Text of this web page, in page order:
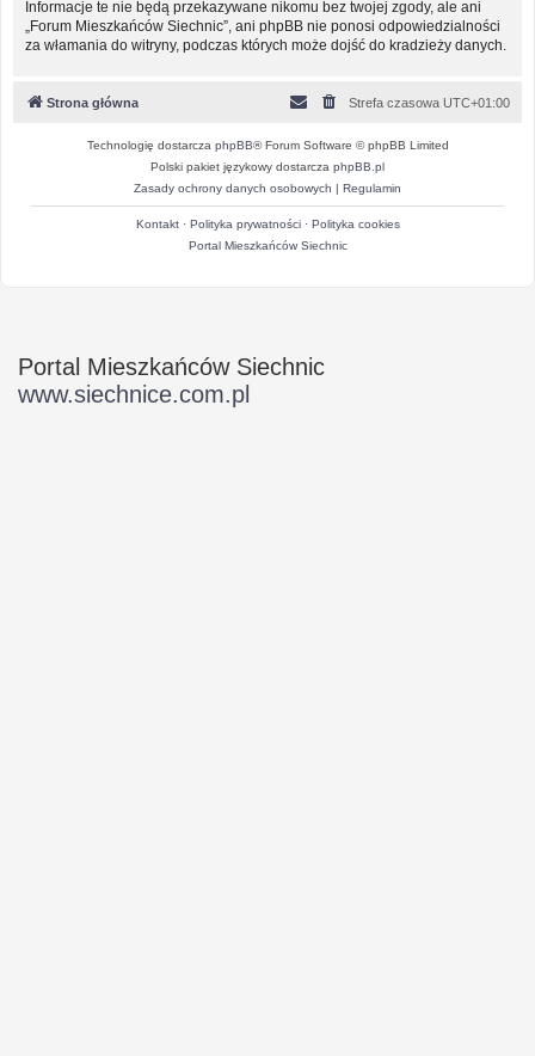
Informacje te nie będą przekazywane nikomu bez twojej zgody, ale ani
„Forum Mieszkańców Siechnic”, ani phpBB nie ponosi odpowiedzialności
za włamania do witryny, podczas których może dojść do kradzieży danych.
Strona główna Strefa czasowa UTC+01:00
Technologię dostarcza phpBB® Forum Software © phpBB Limited
Polski pakiet językowy dostarcza phpBB.pl
Zasady ochrony danych osobowych | Regulamin
Kontakt· Polityka prywatności· Polityka cookies
Portal Mieszkańców Siechnic
Portal Mieszkańców Siechnic
www.siechnice.com.pl